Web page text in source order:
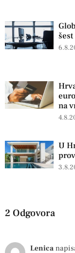
na
U
2 Odgovora
Lenica